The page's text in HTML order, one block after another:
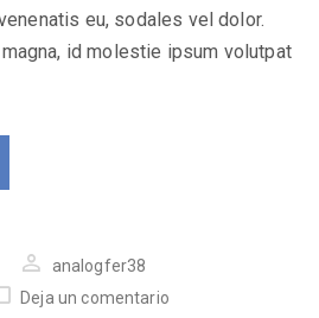
eu, sodales vel dolor.
id molestie ipsum volutpat
analogfer38
Deja un comentario